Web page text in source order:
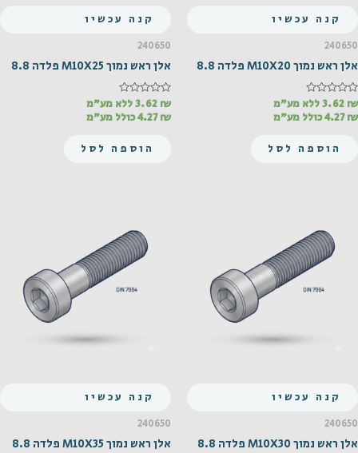
קנה עכשיו
240650
אלן ראש נמוך M10X20 פלדה 8.8
דורג
מתוך
3.62 ₪
ללא מע"מ
4.27₪ כולל מע"מ
הוספה לסל
קנה עכשיו
240650
אלן ראש נמוך M10X25 פלדה 8.8
דורג
מתוך
3.62 ₪
ללא מע"מ
4.27₪ כולל מע"מ
הוספה לסל
קנה עכשיו
240650
אלן ראש נמוך M10X30 פלדה 8.8
קנה עכשיו
240650
אלן ראש נמוך M10X35 פלדה 8.8